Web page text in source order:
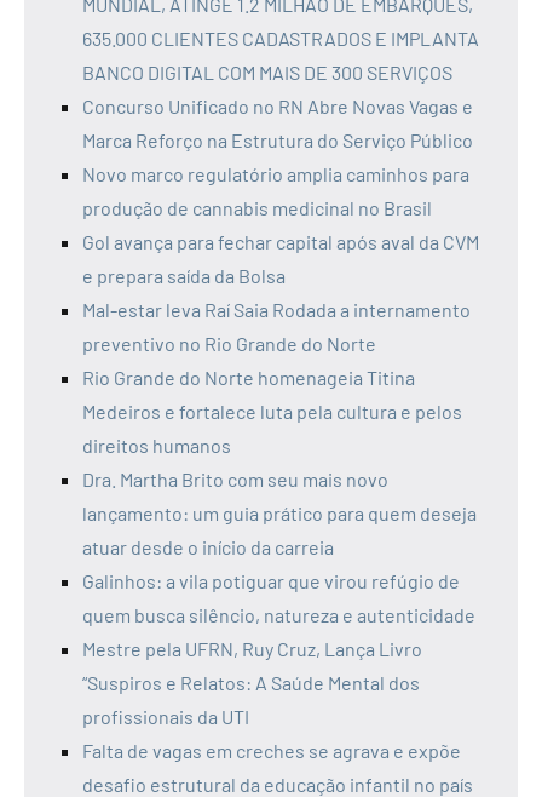
635.000 CLIENTES CADASTRADOS E IMPLANTA
BANCO DIGITAL COM MAIS DE 300 SERVIÇOS
Concurso Unificado no RN Abre Novas Vagas e
Marca Reforço na Estrutura do Serviço Público
Novo marco regulatório amplia caminhos para
produção de cannabis medicinal no Brasil
Gol avança para fechar capital após aval da CVM
e prepara saída da Bolsa
Mal-estar leva Raí Saia Rodada a internamento
preventivo no Rio Grande do Norte
Rio Grande do Norte homenageia Titina
Medeiros e fortalece luta pela cultura e pelos
direitos humanos
Dra. Martha Brito com seu mais novo
lançamento: um guia prático para quem deseja
atuar desde o início da carreia
Galinhos: a vila potiguar que virou refúgio de
quem busca silêncio, natureza e autenticidade
Mestre pela UFRN, Ruy Cruz, Lança Livro
“Suspiros e Relatos: A Saúde Mental dos
profissionais da UTI
Falta de vagas em creches se agrava e expõe
desafio estrutural da educação infantil no país